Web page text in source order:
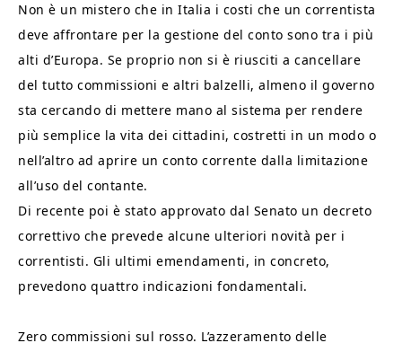
Non è un mistero che in Italia i costi che un correntista
deve affrontare per la gestione del conto sono tra i più
alti d’Europa. Se proprio non si è riusciti a cancellare
del tutto commissioni e altri balzelli, almeno il governo
sta cercando di mettere mano al sistema per rendere
più semplice la vita dei cittadini, costretti in un modo o
nell’altro ad aprire un conto corrente dalla limitazione
all’uso del contante.
Di recente poi è stato approvato dal Senato un decreto
correttivo che prevede alcune ulteriori novità per i
correntisti. Gli ultimi emendamenti, in concreto,
prevedono quattro indicazioni fondamentali.
Zero commissioni sul rosso. L’azzeramento delle